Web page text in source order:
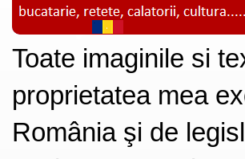
Toate imaginile si
proprietatea mea
România şi de